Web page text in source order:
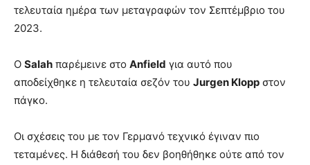
τελευταία ημέρα των μεταγραφών τον Σεπτέμβριο του
2023.
Ο Salah παρέμεινε στο Anfield για αυτό που
αποδείχθηκε η τελευταία σεζόν του Jurgen Klopp στον
πάγκο.
Οι σχέσεις του με τον Γερμανό τεχνικό έγιναν πιο
τεταμένες. Η διάθεσή του δεν βοηθήθηκε ούτε από τον